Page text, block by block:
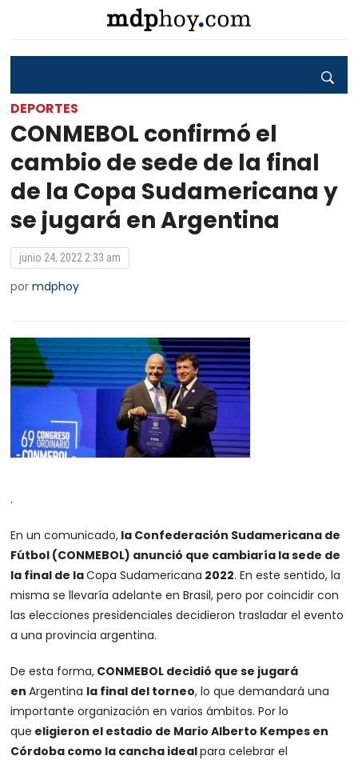
DEPORTES
CONMEBOL confirmó el
cambio de sede de la final
de la Copa Sudamericana y
se jugará en Argentina
junio 24, 2022 2:33 am
pormdphoy
.
En un comunicado, la Confederación Sudamericana de
Fútbol (CONMEBOL) anunció que cambiaría la sede de
la final de laCopa Sudamericana 2022. En este sentido, la
misma se llevaría adelante en Brasil, pero por coincidir con
las elecciones presidenciales decidieron trasladar el evento
a una provincia argentina.
De esta forma, CONMEBOL decidió que se jugará
enArgentina la final del torneo, lo que demandará una
importante organización en varios ámbitos. Por lo
que eligieron el estadio de Mario Alberto Kempes en
Córdoba como la cancha idealpara celebrar el